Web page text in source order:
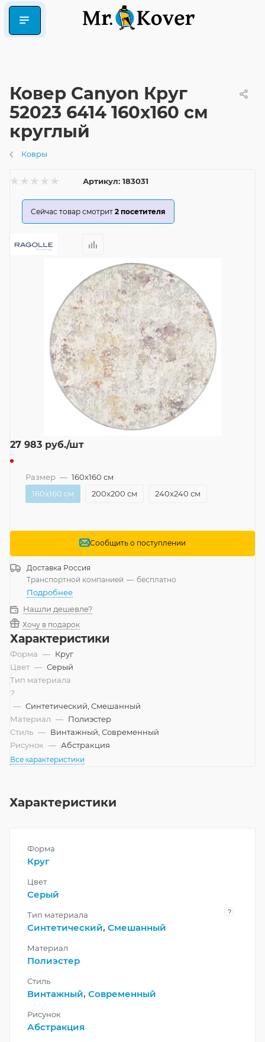
Ковер Canyon Круг
52023 6414 160x160 см
круглый
Ковры
Артикул: 183031
Сейчас товар смотрит 2 посетителя
27 983 руб./шт
Размер — 160x160 см
160x160 см
200x200 см 240x240 см
Сообщить о поступлении
Доставка Россия
Транспортной компанией — бесплатно
Подробнее
Нашли дешевле?
Хочу в подарок
Характеристики
Форма — Круг
Цвет — Серый
Тип материала
?
— Синтетический, Смешанный
Материал — Полиэстер
Стиль — Винтажный, Современный
Рисунок — Абстракция
Все характеристики
Характеристики
Форма
Круг
Цвет
Серый
Тип материала ?
Синтетический, Смешанный
Материал
Полиэстер
Стиль
Винтажный, Современный
Рисунок
Абстракция